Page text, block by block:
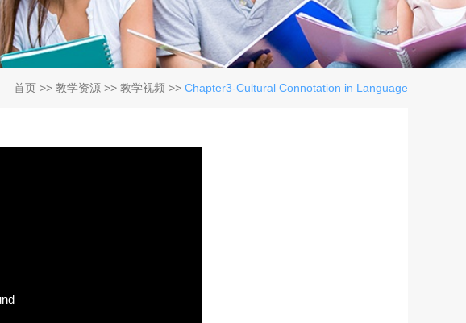
首页 >> 教学资源 >> 教学视频 >> Chapter3-Cultural Connotation in Language